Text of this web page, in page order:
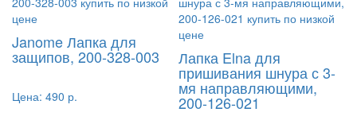
Janome Лапка для
защипов, 200-328-003
Цена: 490 р.
Лапка Elna для
пришивания шнура с 3-
мя направляющими,
200-126-021